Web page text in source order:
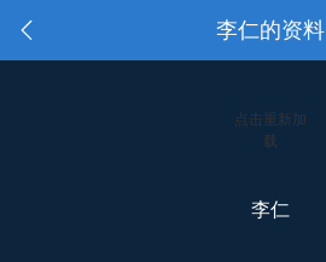
李仁的资料
点击重新加
载
李仁